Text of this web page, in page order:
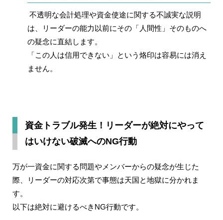
不透明な会計処理や資金使途に関する不誠実な説明
は、リーダーの能力以前にその「人間性」そのものへ
の疑念に直結します。
「この人は信用できない」という烙印は容易には消え
ません。
資金トラブル発生！リーダーが絶対にやって
はいけない破滅へのNG行動
万が一資金に関する問題やメンバーからの疑念が生じた
際、リーダーの対応次第で事態は天国と地獄に分かれま
す。
以下は絶対に避けるべきNG行動です。